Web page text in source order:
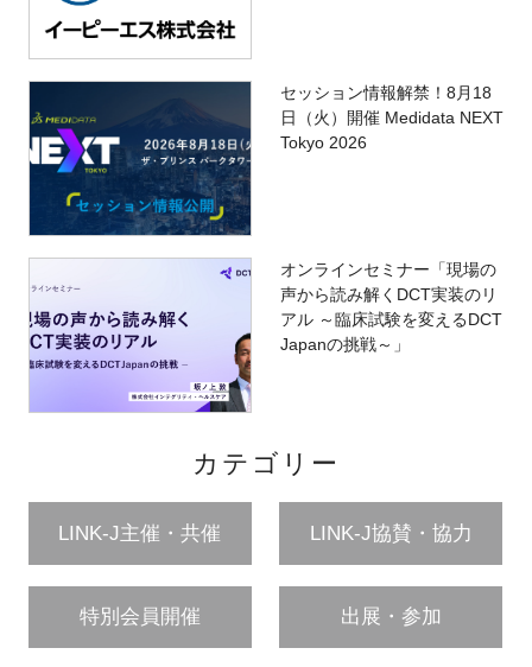
セッション情報解禁！8月18
日（火）開催 Medidata NEXT
Tokyo 2026
オンラインセミナー「現場の
声から読み解くDCT実装のリ
アル ～臨床試験を変えるDCT
Japanの挑戦～」
カテゴリー
LINK-J主催・共催 LINK-J協賛・協力
特別会員開催 出展・参加